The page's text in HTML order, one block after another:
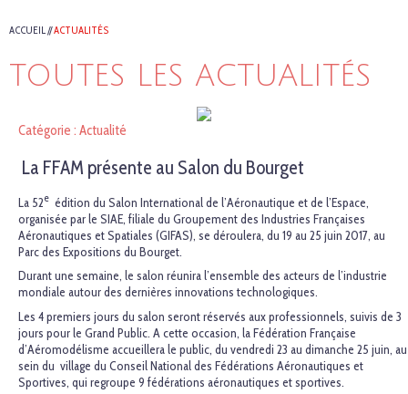
ACCUEIL//ACTUALITÉS
TOUTES LES ACTUALITÉS
Catégorie : Actualité
La FFAM présente au Salon du Bourget
La 52e édition du Salon International de l’Aéronautique et de l’Espace,
organisée par le SIAE, filiale du Groupement des Industries Françaises
Aéronautiques et Spatiales (GIFAS), se déroulera, du 19 au 25 juin 2017, au
Parc des Expositions du Bourget.
Durant une semaine, le salon réunira l’ensemble des acteurs de l’industrie
mondiale autour des dernières innovations technologiques.
Les 4 premiers jours du salon seront réservés aux professionnels, suivis de 3
jours pour le Grand Public. A cette occasion, la Fédération Française
d’Aéromodélisme accueillera le public, du vendredi 23 au dimanche 25 juin, au
sein du village du Conseil National des Fédérations Aéronautiques et
Sportives, qui regroupe 9 fédérations aéronautiques et sportives.